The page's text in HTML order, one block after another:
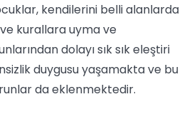
kendilerini belli alanlarda
kurallara uyma ve
dolayı sık sık eleştiri
duygusu yaşamakta ve bu
da eklenmektedir.